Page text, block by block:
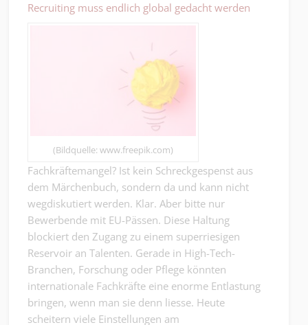
Recruiting muss endlich global gedacht werden
(Bildquelle: www.freepik.com)
Fachkräftemangel? Ist kein Schreckgespenst aus
dem Märchenbuch, sondern da und kann nicht
wegdiskutiert werden. Klar. Aber bitte nur
Bewerbende mit EU-Pässen. Diese Haltung
blockiert den Zugang zu einem superriesigen
Reservoir an Talenten. Gerade in High-Tech-
Branchen, Forschung oder Pflege könnten
internationale Fachkräfte eine enorme Entlastung
bringen, wenn man sie denn liesse. Heute
scheitern viele Einstellungen am